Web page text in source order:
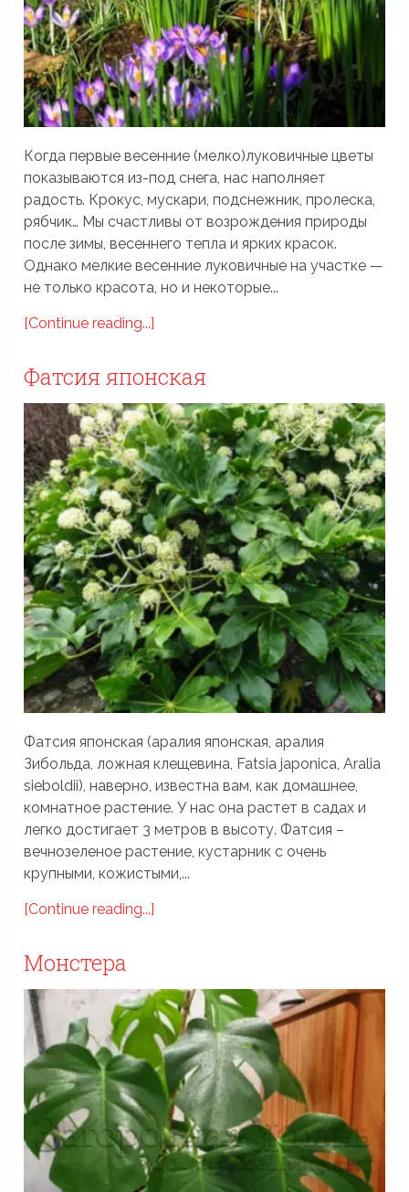
Когда первые весенние (мелко)луковичные цветы
показываются из-под снега, нас наполняет
радость. Крокус, мускари, подснежник, пролеска,
рябчик… Мы счастливы от возрождения природы
после зимы, весеннего тепла и ярких красок.
Однако мелкие весенние луковичные на участке —
не только красота, но и некоторые...
[Continue reading...]
Фатсия японская
Фатсия японская (аралия японская, аралия
Зибольда, ложная клещевина, Fatsia japonica, Aralia
sieboldii), наверно, известна вам, как домашнее,
комнатное растение. У нас она растет в садах и
легко достигает 3 метров в высоту. Фатсия –
вечнозеленое растение, кустарник с очень
крупными, кожистыми,...
[Continue reading...]
Монстера